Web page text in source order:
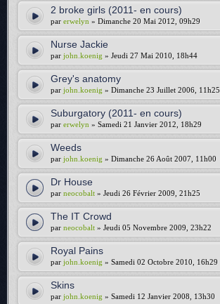
2 broke girls (2011- en cours)
par erwelyn » Dimanche 20 Mai 2012, 09h29
Nurse Jackie
par john.koenig » Jeudi 27 Mai 2010, 18h44
Grey's anatomy
par john.koenig » Dimanche 23 Juillet 2006, 11h25
Suburgatory (2011- en cours)
par erwelyn » Samedi 21 Janvier 2012, 18h29
Weeds
par john.koenig » Dimanche 26 Août 2007, 11h00
Dr House
par neocobalt » Jeudi 26 Février 2009, 21h25
The IT Crowd
par neocobalt » Jeudi 05 Novembre 2009, 23h22
Royal Pains
par john.koenig » Samedi 02 Octobre 2010, 16h29
Skins
par john.koenig » Samedi 12 Janvier 2008, 13h30